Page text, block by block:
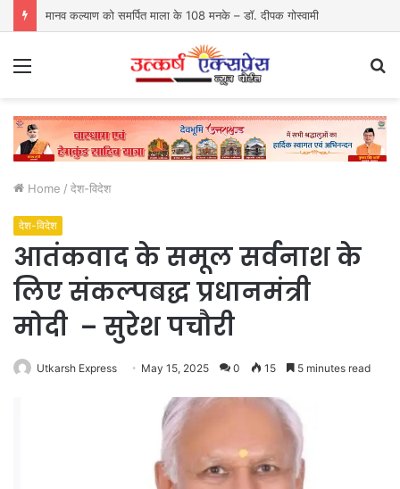
मानव कल्याण को समर्पित माला के 108 मनके – डॉ. दीपक गोस्वामी
Home / देश-विदेश
देश-विदेश
आतंकवाद के समूल सर्वनाश के
लिए संकल्पबद्ध प्रधानमंत्री
मोदी – सुरेश पचौरी
Utkarsh Express May 15, 2025 0 15 5 minutes read